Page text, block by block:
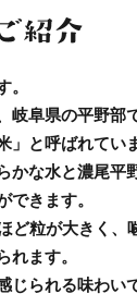
。
岐阜県の平野部
」と呼ばれてい
かな水と濃尾平
できます。
ど粒が大きく、
れます。
じられる味わい